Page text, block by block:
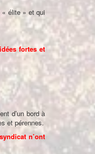
« élite » et qui
fortes et
d’un bord à
et pérennes.
n’ont